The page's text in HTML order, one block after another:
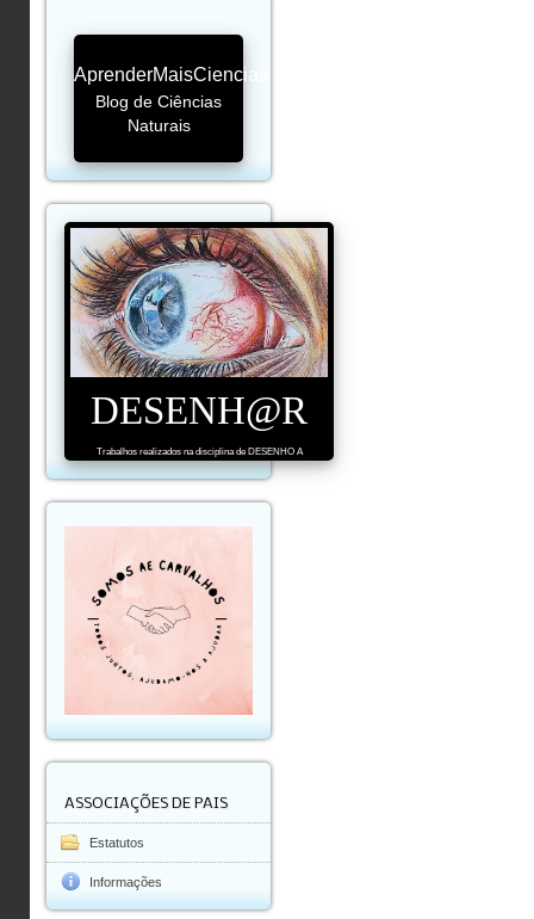
AprenderMaisCiencias
Blog de Ciências
Naturais
DESENH@R
Trabalhos realizados na disciplina de DESENHO A
ASSOCIAÇÕES DE PAIS
Estatutos
Informações